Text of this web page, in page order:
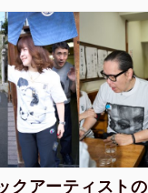
クアーティストの